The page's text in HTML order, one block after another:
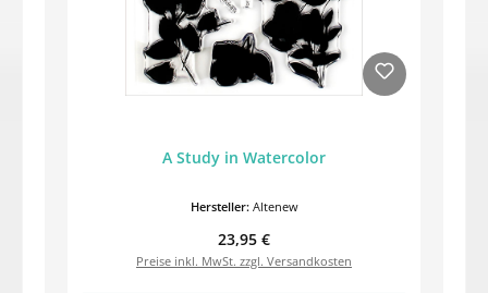
A Study in Watercolor
Hersteller: Altenew
Regulärer Preis:
23,95 €
Preise inkl. MwSt. zzgl. Versandkosten